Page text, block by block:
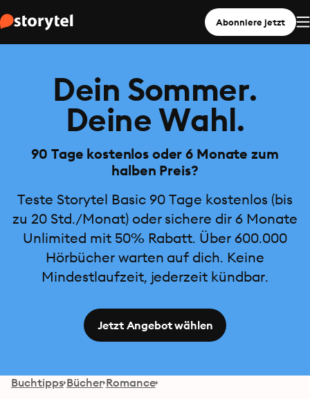
Abonniere jetzt
Dein Sommer.
Deine Wahl.
90 Tage kostenlos oder 6 Monate zum
halben Preis?
Teste Storytel Basic 90 Tage kostenlos (bis
zu 20 Std./Monat) oder sichere dir 6 Monate
Unlimited mit 50% Rabatt. Über 600.000
Hörbücher warten auf dich. Keine
Mindestlaufzeit, jederzeit kündbar.
Jetzt Angebot wählen
Buchtipps Bücher Romance